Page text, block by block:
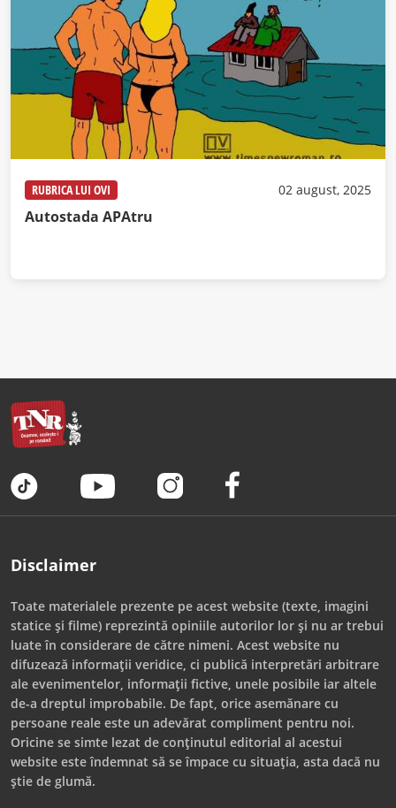
RUBRICA LUI OVI 02 august, 2025
Autostada APAtru
Disclaimer
Toate materialele prezente pe acest website (texte, imagini
statice și filme) reprezintă opiniile autorilor lor și nu ar trebui
luate în considerare de către nimeni. Acest website nu
difuzează informații veridice, ci publică interpretări arbitrare
ale evenimentelor, informații fictive, unele posibile iar altele
de-a dreptul improbabile. De fapt, orice asemănare cu
persoane reale este un adevărat compliment pentru noi.
Oricine se simte lezat de conținutul editorial al acestui
website este îndemnat să se împace cu situația, asta dacă nu
știe de glumă.